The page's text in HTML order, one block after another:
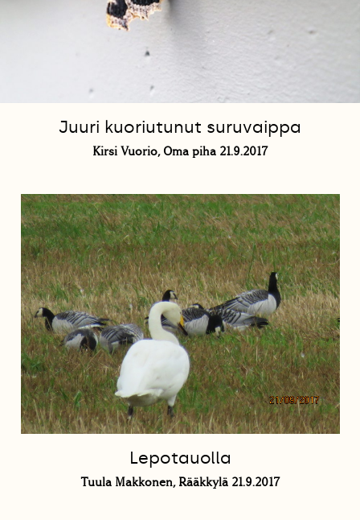
Juuri kuoriutunut suruvaippa
Kirsi Vuorio, Oma piha 21.9.2017
Lepotauolla
Tuula Makkonen, Rääkkylä 21.9.2017